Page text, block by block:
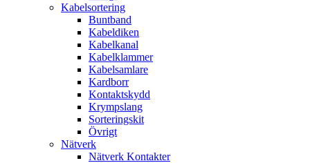
Kabelsortering
Buntband
Kabeldiken
Kabelkanal
Kabelklammer
Kabelsamlare
Kardborr
Kontaktskydd
Krympslang
Sorteringskit
Övrigt
Nätverk
Nätverk Kontakter